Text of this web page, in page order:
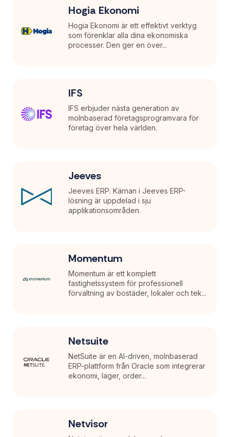
Hogia Ekonomi
Hogia Ekonomi är ett effektivt verktyg
som förenklar alla dina ekonomiska
processer. Den ger en över...
IFS
IFS erbjuder nästa generation av
molnbaserad företagsprogramvara för
företag över hela världen.
Jeeves
Jeeves ERP. Kärnan i Jeeves ERP-
lösning är uppdelad i sju
applikationsområden.
Momentum
Momentum är ett komplett
fastighetssystem för professionell
förvaltning av bostäder, lokaler och tek...
Netsuite
NetSuite är en AI-driven, molnbaserad
ERP-plattform från Oracle som integrerar
ekonomi, lager, order...
Netvisor